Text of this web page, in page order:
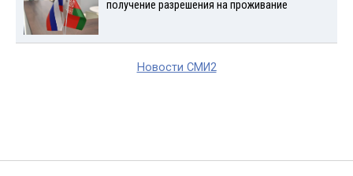
получение разрешения на проживание
Новости СМИ2